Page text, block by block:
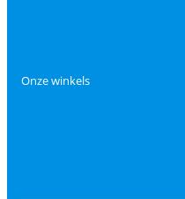
Onze winkels